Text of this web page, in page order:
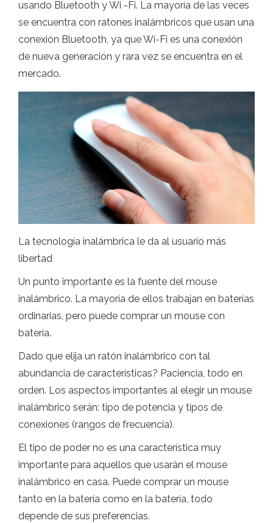
usando Bluetooth y Wi -Fi. La mayoría de las veces
se encuentra con ratones inalámbricos que usan una
conexión Bluetooth, ya que Wi-Fi es una conexión
de nueva generación y rara vez se encuentra en el
mercado.
La tecnología inalámbrica le da al usuario más
libertad
Un punto importante es la fuente del mouse
inalámbrico. La mayoría de ellos trabajan en baterías
ordinarias, pero puede comprar un mouse con
batería.
Dado que elija un ratón inalámbrico con tal
abundancia de características? Paciencia, todo en
orden. Los aspectos importantes al elegir un mouse
inalámbrico serán: tipo de potencia y tipos de
conexiones (rangos de frecuencia).
El tipo de poder no es una característica muy
importante para aquellos que usarán el mouse
inalámbrico en casa. Puede comprar un mouse
tanto en la batería como en la batería, todo
depende de sus preferencias.